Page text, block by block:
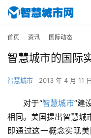
首页 资讯 国际动态
智慧城市的国际
智慧城市 2013 年 4 月 11
对于“智慧城市”建
相同。美国提出智慧城
即通过这一概念实现